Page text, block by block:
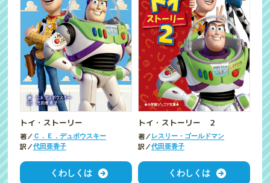
トイ・ストーリー
著／ Ｃ．Ｅ．デュボウスキー
訳／代田亜香子
くわしくは
トイ・ストーリー ２
著／レスリー・ゴールドマン
訳／代田亜香子
くわしくは